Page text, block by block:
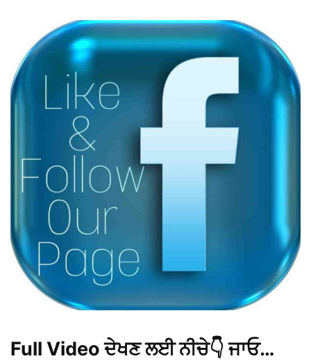
Full Video ਦੇਖਣ ਲਈ ਨੀਚੇ👇 ਜਾਓ…